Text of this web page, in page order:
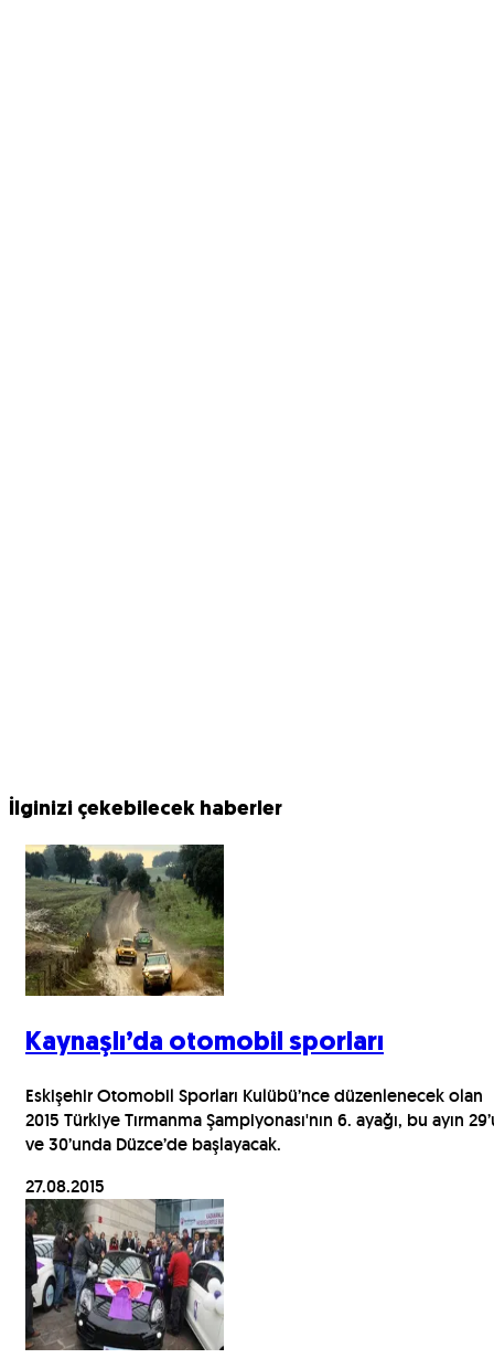
İlginizi çekebilecek haberler
Kaynaşlı’da otomobil sporları
Eskişehir Otomobil Sporları Kulübü’nce düzenlenecek olan
2015 Türkiye Tırmanma Şampiyonası'nın 6. ayağı, bu ayın
ve 30’unda Düzce’de başlayacak.
27.08.2015